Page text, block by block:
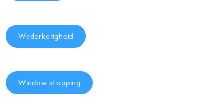
Wederkerigheid
Window shopping